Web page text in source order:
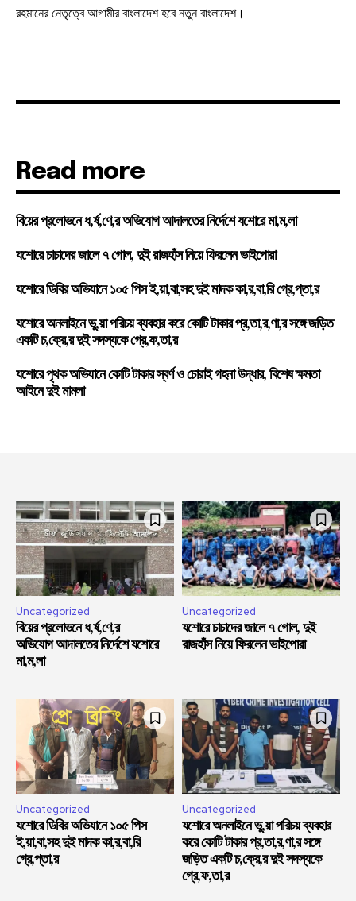
রহমানের নেতৃত্বে আগামীর বাংলাদেশ হবে নতুন বাংলাদেশ।
Read more
বিয়ের প্রলোভনে ধ,র্ষ,ণে,র অভিযোগ আদালতের নির্দেশে যশোরে মা,ম,লা
যশোরে চাচাদের জালে ৭ গোল, দুই রাজহাঁস নিয়ে ফিরলেন ভাইপোরা
যশোরে ডিবির অভিযানে ১০৫ পিস ই,য়া,বা,সহ দুই মাদক কা,র,বা,রি গ্রে,প্তা,র
যশোরে অনলাইনে ভু,য়া পরিচয় ব্যবহার করে কোটি টাকার প্র,তা,র,ণা,র সঙ্গে জড়িত
একটি চ,ক্রে,র দুই সদস্যকে গ্রে,ফ,তা,র
যশোরে পৃথক অভিযানে কোটি টাকার স্বর্ণ ও চোরাই গহনা উদ্ধার, বিশেষ ক্ষমতা
আইনে দুই মামলা
Uncategorized
বিয়ের প্রলোভনে ধ,র্ষ,ণে,র
অভিযোগ আদালতের নির্দেশে যশোরে
মা,ম,লা
Uncategorized
যশোরে চাচাদের জালে ৭ গোল, দুই
রাজহাঁস নিয়ে ফিরলেন ভাইপোরা
Uncategorized
যশোরে ডিবির অভিযানে ১০৫ পিস
ই,য়া,বা,সহ দুই মাদক কা,র,বা,রি
গ্রে,প্তা,র
Uncategorized
যশোরে অনলাইনে ভু,য়া পরিচয় ব্যবহার
করে কোটি টাকার প্র,তা,র,ণা,র সঙ্গে
জড়িত একটি চ,ক্রে,র দুই সদস্যকে
গ্রে,ফ,তা,র